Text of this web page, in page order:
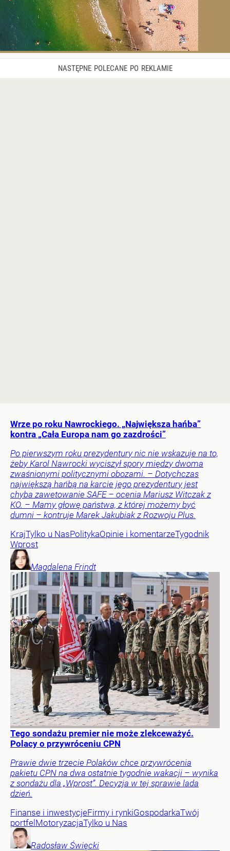
Wrze po roku Nawrockiego. „Największa hańba”
kontra „Cała Europa nam go zazdrości”
Po pierwszym roku prezydentury nic nie wskazuje na to,
żeby Karol Nawrocki wyciszył spory między dwoma
zwaśnionymi politycznymi obozami. – Dotychczas
największą hańbą na karcie jego prezydentury jest
chyba zawetowanie SAFE – ocenia Mariusz Witczak z
KO. – Mamy głowę państwa, z której możemy być
dumni – kontruje Marek Jakubiak z Rozwoju Plus.
KrajTylko u NasPolitykaOpinie i komentarzeTygodnik
Wprost
Magdalena Frindt
Tego sondażu premier nie może zlekceważyć.
Polacy o przywróceniu CPN
Prawie dwie trzecie Polaków chce przywrócenia
pakietu CPN na dwa ostatnie tygodnie wakacji – wynika
z sondażu dla „Wprost”. Decyzja w tej sprawie lada
dzień.
Finanse i inwestycjeFirmy i rynkiGospodarkaTwój
portfelMotoryzacjaTylko u Nas
Radosław Święcki